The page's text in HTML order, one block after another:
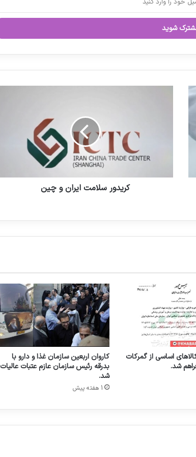
ا
ی
چ
ن
کریدور سلامت ایران و چین
اساسی از گمرکات
شد.
کاروان اربعین سازمان غذا و دارو با
بدرقه رئیس سازمان عازم عتبات عالیات
شد.
1 هفته پیش